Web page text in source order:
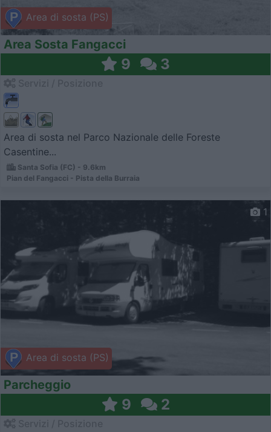
Area di sosta (PS)
Area Sosta Fangacci
9 3
Area di sosta nel Parco Nazionale delle Foreste
Casentine...
Santa Sofia (FC) - 9.6km
Pian del Fangacci - Pista della Burraia
Area di sosta (PS)
1
Parcheggio
9 2